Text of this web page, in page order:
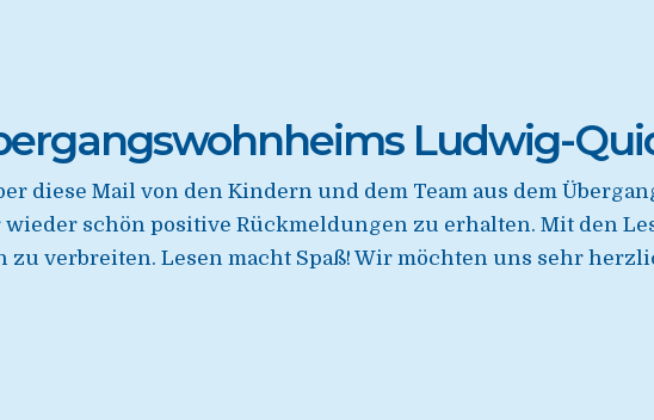
Ludwig-
diese Mail von den Kindern und dem Team aus dem
schön positive Rückmeldungen zu erhalten. Mit den
zu verbreiten. Lesen macht Spaß! Wir möchten uns sehr